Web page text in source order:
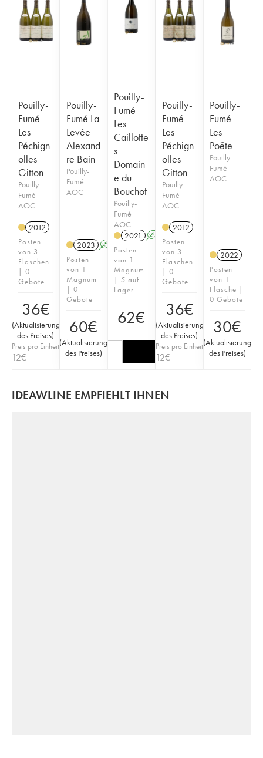
Pouilly-
Fumé
Les
Péchign
olles
Gitton
Pouilly-
Fumé
AOC
2012
Posten
von 3
Flaschen
| 0
Gebote
36€
(Aktualisierung
des Preises)
Preis pro Einheit
12€
Pouilly-
Fumé La
Levée
Alexand
re Bain
Pouilly-
Fumé
AOC
2023 A K
Posten
von 1
Magnum
| 0
Gebote
60€
(Aktualisierung
des Preises)
Pouilly-
Fumé
Les
Caillotte
s
Domain
e du
Bouchot
Pouilly-
Fumé
AOC
2021
A
Posten
von 1
Magnum
| 5 auf
Lager
62€
Pouilly-
Fumé
Les
Péchign
olles
Gitton
Pouilly-
Fumé
AOC
2012
Posten
von 3
Flaschen
| 0
Gebote
36€
(Aktualisierung
des Preises)
Preis pro Einheit
12€
Pouilly-
Fumé
Les
Poëte
Pouilly-
Fumé
AOC
2022
Posten
von 1
Flasche |
0 Gebote
30€
(Aktualisierung
des Preises)
IDEAWLINE EMPFIEHLT IHNEN